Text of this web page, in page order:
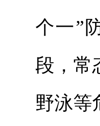
个一”
段，常
野泳等